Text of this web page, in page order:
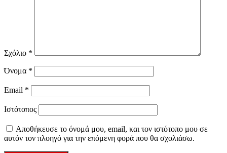
Σχόλιο *
Όνομα *
Email *
Ιστότοπος
Αποθήκευσε το όνομά μου, email, και τον ιστότοπο μου σε
αυτόν τον πλοηγό για την επόμενη φορά που θα σχολιάσω.